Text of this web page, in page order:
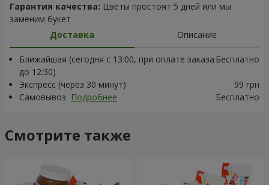
Гарантия качества: Цветы простоят 5 дней или мы
заменим букет
Доставка
Описание
Ближайшая (сегодня с 13:00, при оплате заказа
до 12:30)
Бесплатно
Экспресс (через 30 минут)
99 грн
Самовывоз Подробнее Бесплатно
Смотрите также